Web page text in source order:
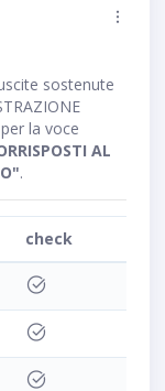
sostenute
la voce
AL
.
check